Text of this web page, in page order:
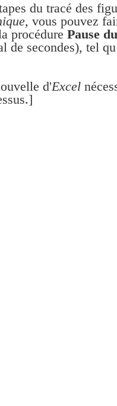
du tracé des
, vous pouvez
procédure Pause
de secondes), tel
d'Excel